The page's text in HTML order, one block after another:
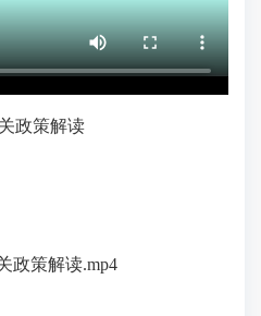
政策解读
政策解读.mp4